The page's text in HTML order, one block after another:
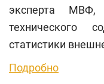
эксперта МВФ,
технического
статистики
Подробно